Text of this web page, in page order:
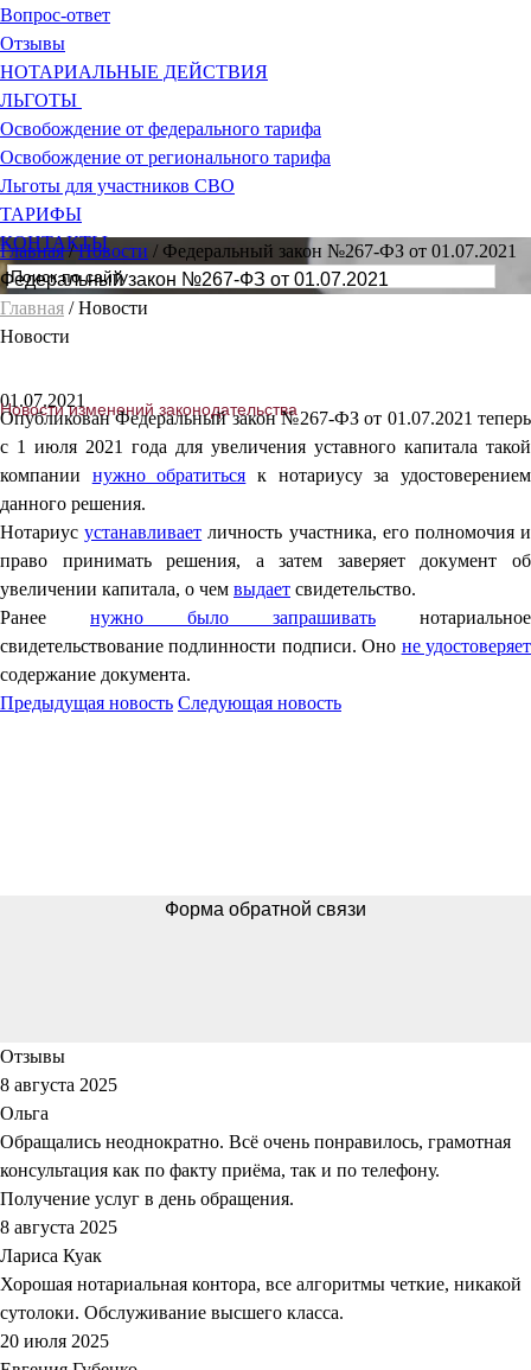
Вопрос-ответ
Отзывы
НОТАРИАЛЬНЫЕ ДЕЙСТВИЯ
ЛЬГОТЫ
Освобождение от федерального тарифа
Освобождение от регионального тарифа
Льготы для участников СВО
ТАРИФЫ
КОНТАКТЫ
Главная / Новости / Федеральный закон №267-ФЗ от 01.07.2021
Федеральный закон №267-ФЗ от 01.07.2021
Главная / Новости
Новости
01.07.2021
Новости изменений законодательства
Опубликован Федеральный закон №267-ФЗ от 01.07.2021 теперь
с 1 июля 2021 года для увеличения уставного капитала такой
компании нужно обратиться к нотариусу за удостоверением
данного решения.
Нотариусустанавливает личность участника, его полномочия и
право принимать решения, а затем заверяет документ об
увеличении капитала, о чем выдает свидетельство.
Ранее нужно было запрашивать нотариальное
свидетельствование подлинности подписи. Оно не удостоверяет
содержание документа.
Предыдущая новость Следующая новость
Форма обратной связи
Отзывы
8 августа 2025
Ольга
Обращались неоднократно. Всё очень понравилось, грамотная
консультация как по факту приёма, так и по телефону.
Получение услуг в день обращения.
8 августа 2025
Лариса Куак
Хорошая нотариальная контора, все алгоритмы четкие, никакой
сутолоки. Обслуживание высшего класса.
20 июля 2025